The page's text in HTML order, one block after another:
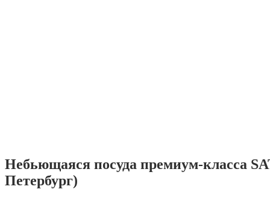
Небьющаяся посуда премиум-класса
Петербург)